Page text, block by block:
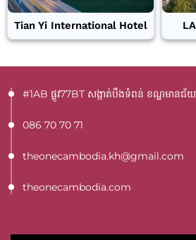
Tian Yi International Hotel
#1AB ផ្លូវ77BT​ សង្កាត់បឹងទំពន់ ខណ្ឌមានជ័យ
086 70 70 71
theonecambodia.kh@gmail.com
theonecambodia.com